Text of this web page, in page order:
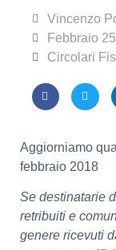
Vincenzo
Febbraio
Circolari
Aggiorniamo
febbraio 2018
Se destinatarie
retribuiti e
genere ricevuti